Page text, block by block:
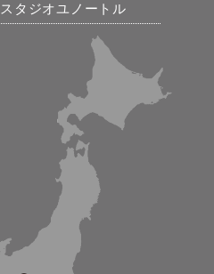
スタジオユノートル